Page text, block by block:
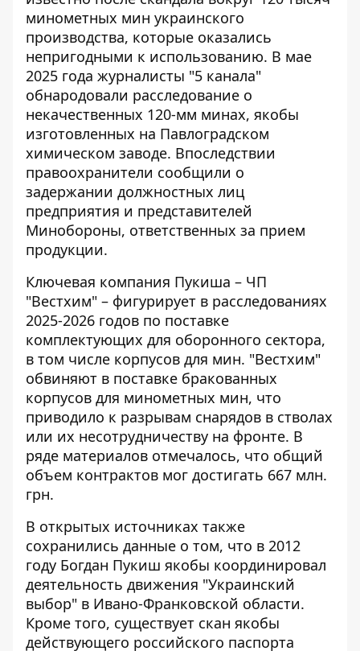
минометных мин украинского
производства, которые оказались
непригодными к использованию. В мае
2025 года журналисты "5 канала"
обнародовали расследование о
некачественных 120-мм минах, якобы
изготовленных на Павлоградском
химическом заводе. Впоследствии
правоохранители сообщили о
задержании должностных лиц
предприятия и представителей
Минобороны, ответственных за прием
продукции.
Ключевая компания Пукиша – ЧП
"Вестхим" – фигурирует в расследованиях
2025-2026 годов по поставке
комплектующих для оборонного сектора,
в том числе корпусов для мин. "Вестхим"
обвиняют в поставке бракованных
корпусов для минометных мин, что
приводило к разрывам снарядов в стволах
или их несотрудничеству на фронте. В
ряде материалов отмечалось, что общий
объем контрактов мог достигать 667 млн.
грн.
В открытых источниках также
сохранились данные о том, что в 2012
году Богдан Пукиш якобы координировал
деятельность движения "Украинский
выбор" в Ивано-Франковской области.
Кроме того, существует скан якобы
действующего российского паспорта